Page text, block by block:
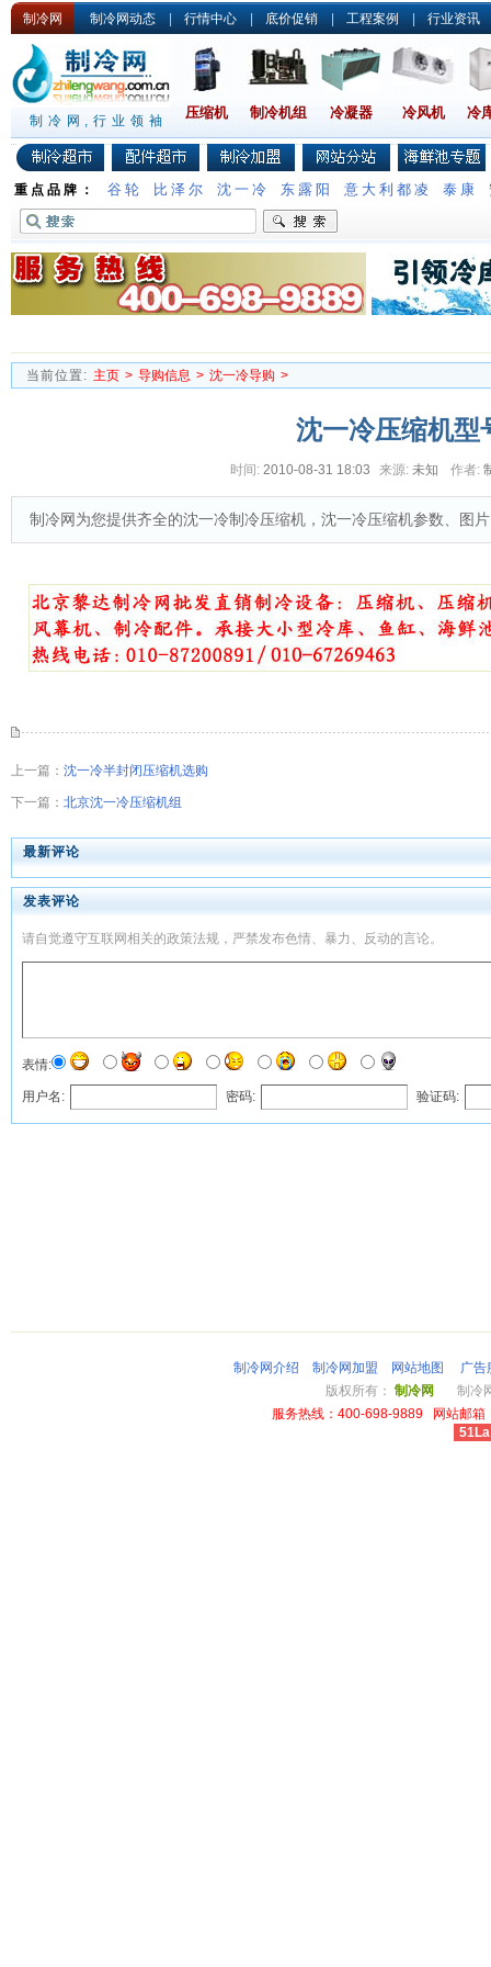
制冷网 制冷网动态 | 行情中心 | 底价促销 | 工程案例 | 行业资讯
制冷网,行业领袖 压缩机 制冷机组 冷凝器 冷风机 冷
重点品牌： 谷轮 比泽尔 沈一冷 东露阳 意大利都凌 泰康
当前位置: 主页 > 导购信息 > 沈一冷导购 >
沈一冷压缩机型
时间: 2010-08-31 18:03 来源: 未知 作者:
制冷网为您提供齐全的沈一冷制冷压缩机，沈一冷压缩机参数、图
上一篇： 沈一冷半封闭压缩机选购
下一篇： 北京沈一冷压缩机组
最新评论
发表评论
请自觉遵守互联网相关的政策法规，严禁发布色情、暴力、反动的言论。
表情:
用户名: 密码: 验证码:
制冷网介绍 制冷网加盟 网站地图
广告
版权所有： 制冷网
制冷网
服务热线：400-698-9889 网站邮
51La